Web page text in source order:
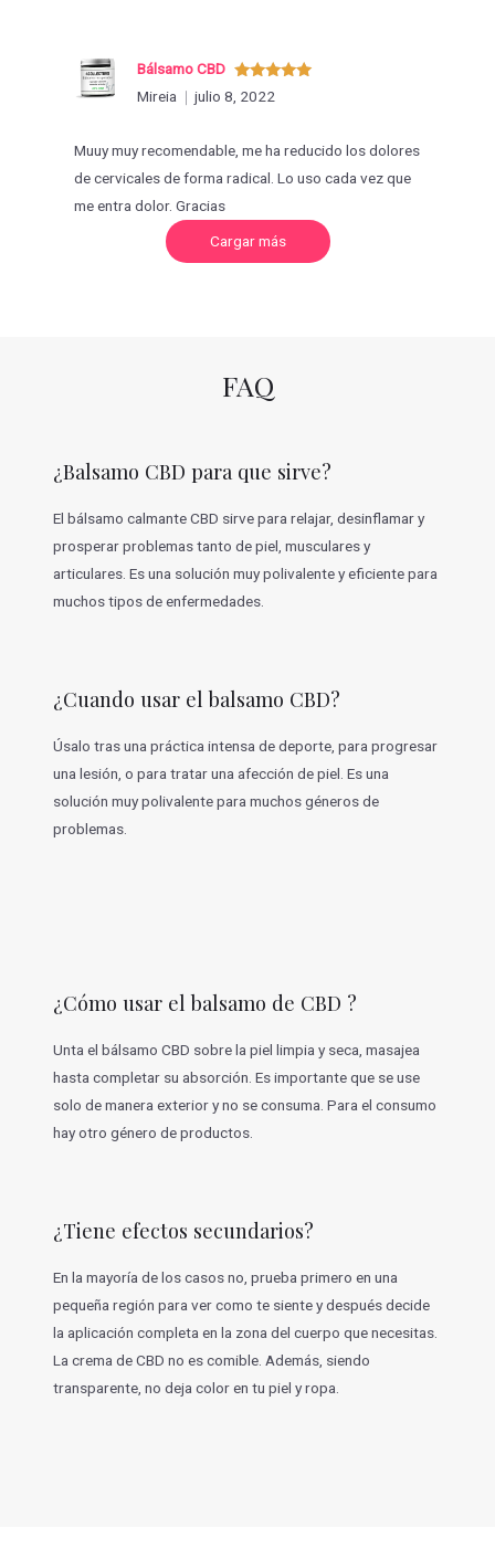
Valorado
con5de 5
Bálsamo CBD
Mireia
julio 8, 2022
Muuy muy recomendable, me ha reducido los dolores
de cervicales de forma radical. Lo uso cada vez que
me entra dolor. Gracias
Cargar másC
r
i
o
e
s
FAQ
¿Balsamo CBD para que sirve?
El bálsamo calmante CBD sirve para relajar, desinflamar y
prosperar problemas tanto de piel, musculares y
articulares. Es una solución muy polivalente y eficiente para
muchos tipos de enfermedades.
¿Cuando usar el balsamo CBD?
Úsalo tras una práctica intensa de deporte, para progresar
una lesión, o para tratar una afección de piel. Es una
solución muy polivalente para muchos géneros de
problemas.
¿Cómo usar el balsamo de CBD ?
Unta el bálsamo CBD sobre la piel limpia y seca, masajea
hasta completar su absorción. Es importante que se use
solo de manera exterior y no se consuma. Para el consumo
hay otro género de productos.
¿Tiene efectos secundarios?
En la mayoría de los casos no, prueba primero en una
pequeña región para ver como te siente y después decide
la aplicación completa en la zona del cuerpo que necesitas.
La crema de CBD no es comible. Además, siendo
transparente, no deja color en tu piel y ropa.